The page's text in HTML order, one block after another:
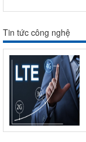
Tin tức công nghệ